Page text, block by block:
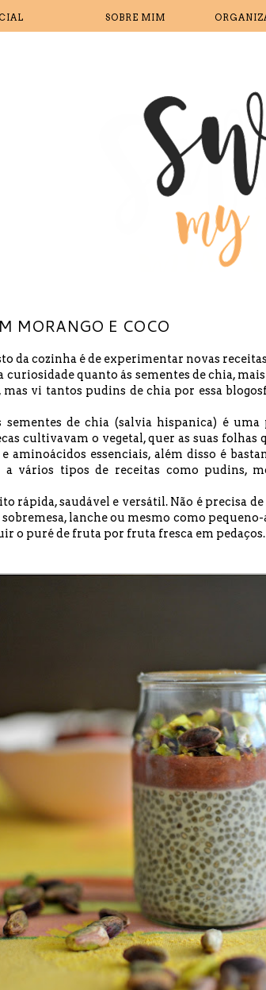
SOBRE MIM
MORANGO E COCO
da cozinha é de experimentar novas
curiosidade quanto ás sementes de chia,
mas vi tantos pudins de chia por essa
sementes de chia (salvia hispanica) é
cultivavam o vegetal, quer as suas folhas
aminoácidos essenciais, além disso é
vários tipos de receitas como pudins,
rápida, saudável e versátil. Não é precisa
lanche ou mesmo como
o puré de fruta por fruta fresca em pedaços.